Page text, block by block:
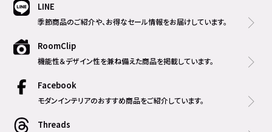
LINE
季節商品のご紹介や、お得なセール情報をお届けしています。
RoomClip
機能性＆デザイン性を兼ね備えた商品を掲載しています。
Facebook
モダンインテリアのおすすめ商品をご紹介しています。
Threads